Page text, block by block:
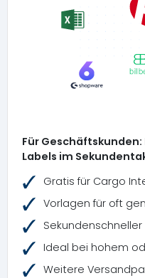
Für
Labels im
Gratis für Cargo
Vorlagen für oft
Ideal bei hohem
Weitere